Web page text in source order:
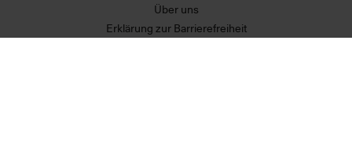
Über uns
Erklärung zur Barrierefreiheit